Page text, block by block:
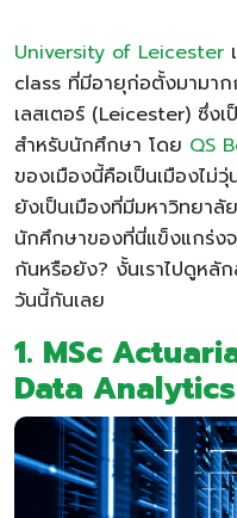
University of Leicester
class ที่มีอายุก่อตั้งมามา
เลสเตอร์ (Leicester) ซึ่ง
สำหรับนักศึกษา โดย QS
ของเมืองนี้คือเป็นเมืองไม่
ยังเป็นเมืองที่มีมหาวิทยา
นักศึกษาของที่นี่แข็งแกร่ง
กันหรือยัง? งั้นเราไปดูหลั
วันนี้กันเลย
1. MSc
Data Analytics